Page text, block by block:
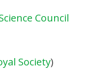
Council
Society)